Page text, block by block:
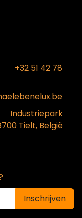
+32 51 42 78
​Industriepark
Tielt, België
Inschrijven